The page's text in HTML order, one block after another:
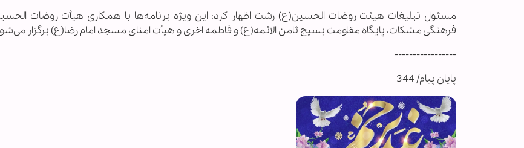
مسئول تبلیغات هیئت روضات الحسین(ع) رشت اظهار کرد: این ویژه برنامه‌ها با همکاری هیأت روضات
فرهنگی مشکات، پایگاه مقاومت بسیج ثامن الائمه(ع) و فاطمه اخری و هیأت امنای مسجد امام رضا(ع) برگزار
-----------------
پایان پیام/ 344